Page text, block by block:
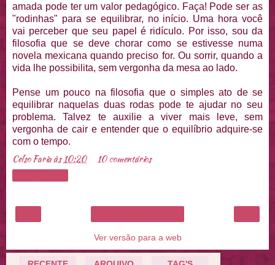
amada pode ter um valor pedagógico. Faça! Pode ser as
"rodinhas" para se equilibrar, no início. Uma hora você
vai perceber que seu papel é ridículo. Por isso, sou da
filosofia que se deve chorar como se estivesse numa
novela mexicana quando preciso for. Ou sorrir, quando a
vida lhe possibilita, sem vergonha da mesa ao lado.
Pense um pouco na filosofia que o simples ato de se
equilibrar naquelas duas rodas pode te ajudar no seu
problema. Talvez te auxilie a viver mais leve, sem
vergonha de cair e entender que o equilíbrio adquire-se
com o tempo.
Celso Fariaàs 10:20 10 comentários
Ver versão para a web